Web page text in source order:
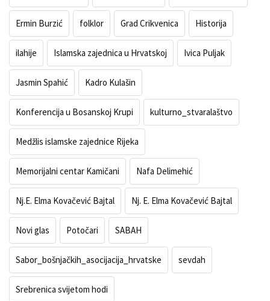
Ermin Burzić folklor Grad Crikvenica Historija
ilahije Islamska zajednica u Hrvatskoj Ivica Puljak
Jasmin Spahić Kadro Kulašin
Konferencija u Bosanskoj Krupi kulturno_stvaralaštvo
Medžlis islamske zajednice Rijeka
Memorijalni centar Kamičani Nafa Delimehić
Nj.E. Elma Kovačević Bajtal Nj. E. Elma Kovačević Bajtal
Novi glas Potočari SABAH
Sabor_bošnjačkih_asocijacija_hrvatske sevdah
Srebrenica svijetom hodi